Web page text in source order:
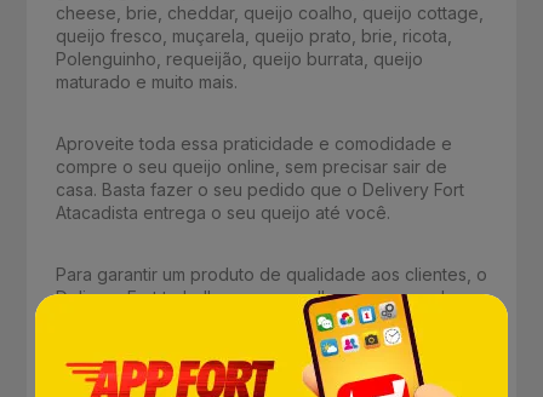
cheese, brie, cheddar, queijo coalho, queijo cottage,
queijo fresco, muçarela, queijo prato, brie, ricota,
Polenguinho, requeijão, queijo burrata, queijo
maturado e muito mais.
Aproveite toda essa praticidade e comodidade e
compre o seu queijo online, sem precisar sair de
casa. Basta fazer o seu pedido que o Delivery Fort
Atacadista entrega o seu queijo até você.
Para garantir um produto de qualidade aos clientes, o
Delivery Fort trabalha com as melhores marcas de
queijos como: Nootz, Quatá, Danubio, President,
Frimesa, Tirolez, Casa do Queijo, Gran Mestri,
Parmèzzo, Catupiry, Sul Minas, entre outras.